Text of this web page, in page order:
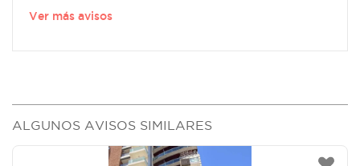
Ver más avisos
ALGUNOS AVISOS SIMILARES